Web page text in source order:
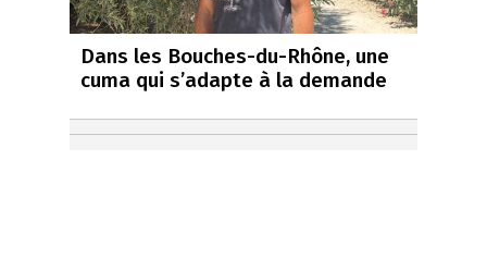
Dans les Bouches-du-Rhône, une
cuma qui s’adapte à la demande